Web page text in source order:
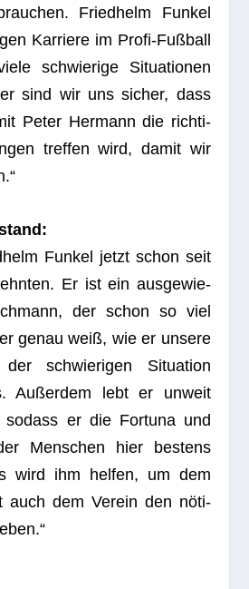
Fried­helm Fun­kel
Kar­riere im Profi-Fuß­ball
schwie­rige Situa­tio­nen
sind wir uns sicher, dass
Peter Her­mann die rich­ti­
tref­fen wird, damit wir
Fun­kel jetzt schon seit
Er ist ein aus­ge­wie­
der schon so viel
genau weiß, wie er unsere
schwie­ri­gen Situa­tion
Außer­dem lebt er unweit
sodass er die For­tuna und
Men­schen hier bes­tens
wird ihm hel­fen, um dem
auch dem Ver­ein den nöti­